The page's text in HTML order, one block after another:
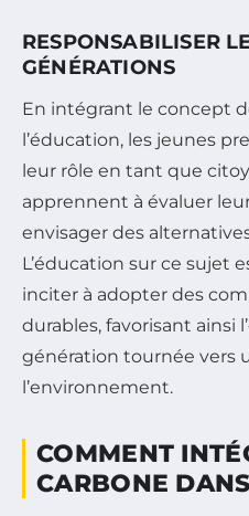
RESPONSABILISER
GÉNÉRATIONS
En intégrant le concept
l’éducation, les jeunes
leur rôle en tant que
apprennent à évaluer
envisager des
L’éducation sur ce sujet
inciter à adopter des
durables, favorisant ainsi
génération tournée vers
l’environnement.
COMMENT
CARBONE